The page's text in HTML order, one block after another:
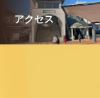
アクセス